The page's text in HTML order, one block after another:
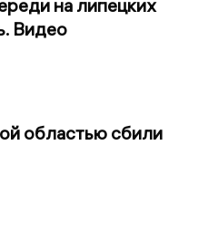
на липецких
Видео
областью сбили